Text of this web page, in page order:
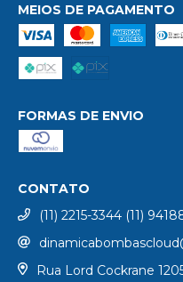
MEIOS DE PAGAMENTO
FORMAS DE ENVIO
CONTATO
(11) 2215-3344 (11)
Rua Lord Cockrane